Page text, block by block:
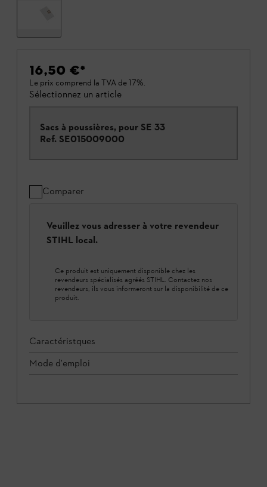
16,50 €*
Le prix comprend la TVA de 17%.
Sélectionnez un article
Sacs à poussières, pour SE 33
Ref. SE015009000
Comparer
Veuillez vous adresser à votre revendeur
STIHL local.
Ce produit est uniquement disponible chez les
revendeurs spécialisés agréés STIHL. Contactez nos
revendeurs, ils vous informeront sur la disponibilité de ce
produit.
Caractéristques
Mode d'emploi